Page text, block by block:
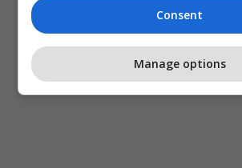
Consent
Manage options